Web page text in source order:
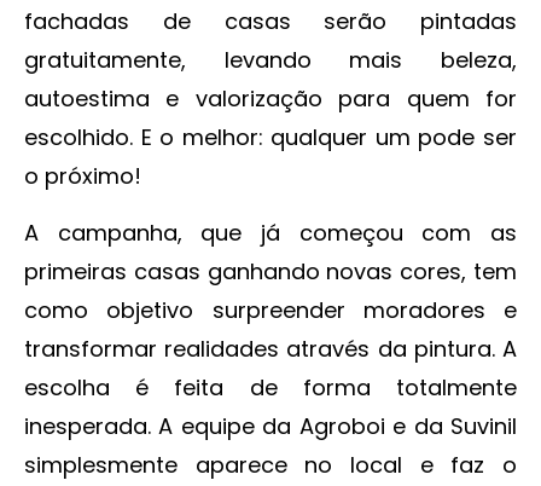
fachadas de casas serão pintadas
gratuitamente, levando mais beleza,
autoestima e valorização para quem for
escolhido. E o melhor: qualquer um pode ser
o próximo!
A campanha, que já começou com as
primeiras casas ganhando novas cores, tem
como objetivo surpreender moradores e
transformar realidades através da pintura. A
escolha é feita de forma totalmente
inesperada. A equipe da Agroboi e da Suvinil
simplesmente aparece no local e faz o